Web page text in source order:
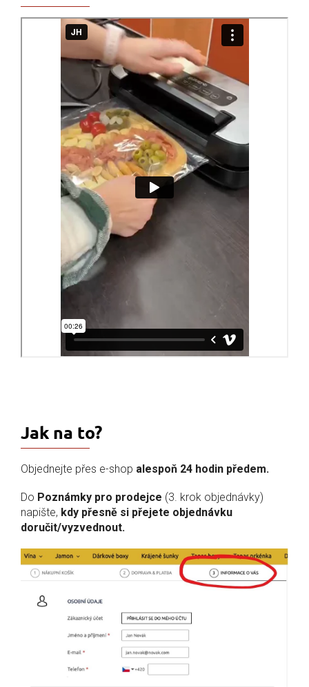
Jak na to?
Objednejte přes e-shop alespoň 24 hodin předem.
Do Poznámky pro prodejce (3. krok objednávky)
napište, kdy přesně si přejete objednávku
doručit/vyzvednout.